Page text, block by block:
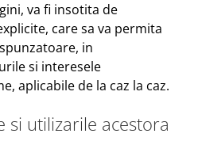
va fi insotita de
care sa va permita
in
si interesele
aplicabile de la caz la caz.
si utilizarile acestora